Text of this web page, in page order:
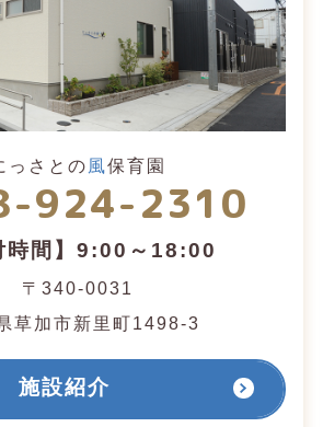
っさとの 風保育園
924-2310
時間】9:00～18:00
〒340-0031
草加市新里町1498-3
施設紹介